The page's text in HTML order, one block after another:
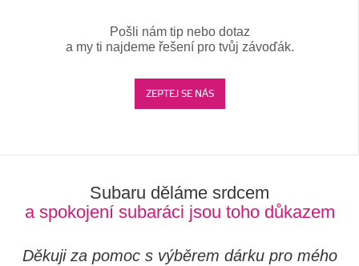
Pošli nám tip nebo dotaz
a my ti najdeme řešení pro tvůj závoďák.
ZEPTEJ SE NÁS
Subaru děláme srdcem
a spokojení subaráci jsou toho důkazem
Děkuji za pomoc s výběrem dárku pro mého